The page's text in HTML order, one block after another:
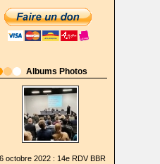
Albums Photos
octobre 2022 : 14e RDV BBR